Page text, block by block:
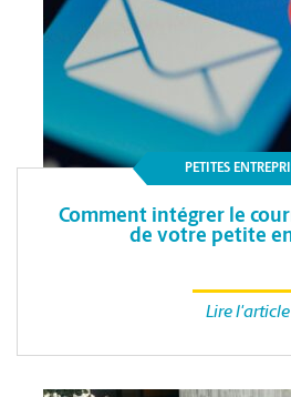
PETITES
Comment intégrer le
de votre petite
Lire l'article